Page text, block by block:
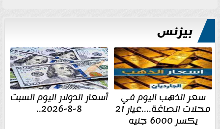
بيزنس
سعر الذهب اليوم في
محلات الصاغة....عيار 21
يكسر 6000 جنيه
أسعار الدولار اليوم السبت
8-8-2026..